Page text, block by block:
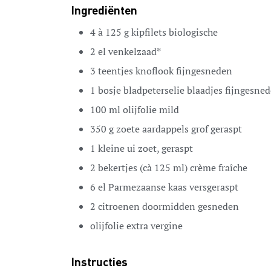
Ingrediënten
4à 125 gkipfilets biologische
2 el venkelzaad*
3 teentjes knoflookfijngesneden
1 bosjebladpeterselieblaadjes
100 ml olijfoliemild
350 gzoete aardappels grof geraspt
1 kleineui zoet, geraspt
2 bekertjes (cà 125 ml)crème fraîche
6 el Parmezaanse kaas versgeraspt
2 citroenen doormidden gesneden
olijfolieextra vergine
Instructies